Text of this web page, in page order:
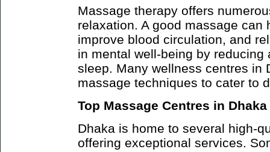
Massage therapy offers
relaxation. A good massage
improve blood circulation, and
in mental well-being by
sleep. Many wellness centres in
massage techniques to cater to
Top Massage Centres in Dhaka
Dhaka is home to several high-
offering exceptional services.